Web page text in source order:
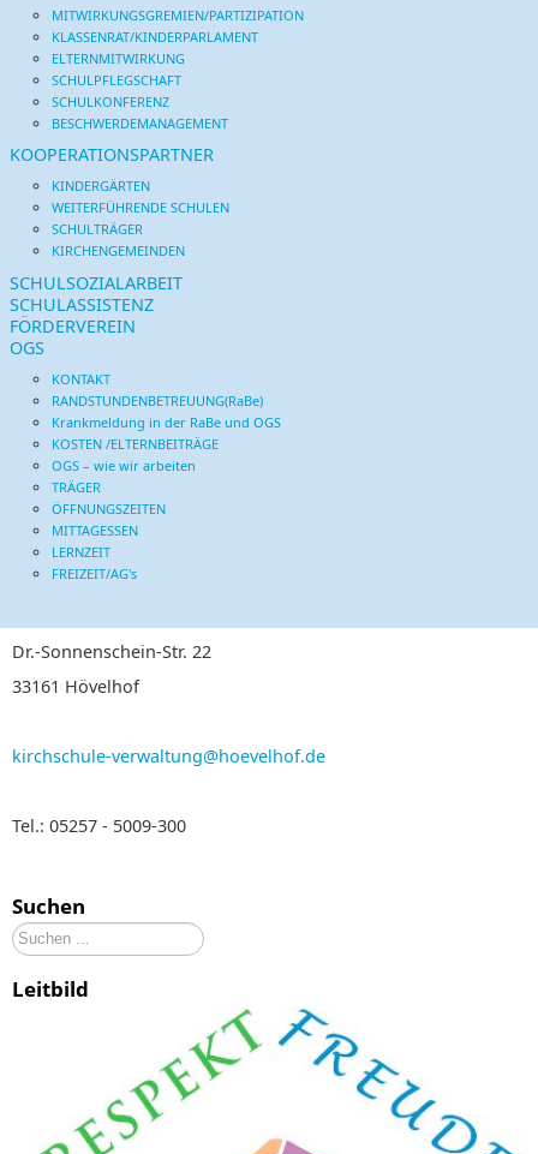
MITWIRKUNGSGREMIEN/PARTIZIPATION
KLASSENRAT/KINDERPARLAMENT
ELTERNMITWIRKUNG
SCHULPFLEGSCHAFT
SCHULKONFERENZ
BESCHWERDEMANAGEMENT
KOOPERATIONSPARTNER
KINDERGÄRTEN
WEITERFÜHRENDE SCHULEN
SCHULTRÄGER
KIRCHENGEMEINDEN
SCHULSOZIALARBEIT
SCHULASSISTENZ
FÖRDERVEREIN
OGS
KONTAKT
RANDSTUNDENBETREUUNG(RaBe)
Krankmeldung in der RaBe und OGS
KOSTEN /ELTERNBEITRÄGE
OGS – wie wir arbeiten
TRÄGER
ÖFFNUNGSZEITEN
MITTAGESSEN
LERNZEIT
FREIZEIT/AG's
Dr.-Sonnenschein-Str. 22
33161 Hövelhof
kirchschule-verwaltung@hoevelhof.de
Tel.: 05257 - 5009-300
Suchen
Suchen
...
Leitbild